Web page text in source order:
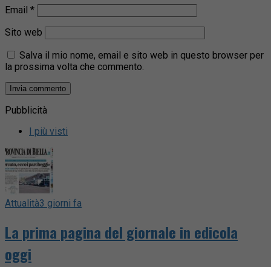
Email *
Sito web
Salva il mio nome, email e sito web in questo browser per
la prossima volta che commento.
Pubblicità
I più visti
Attualità3 giorni fa
La prima pagina del giornale in edicola
oggi